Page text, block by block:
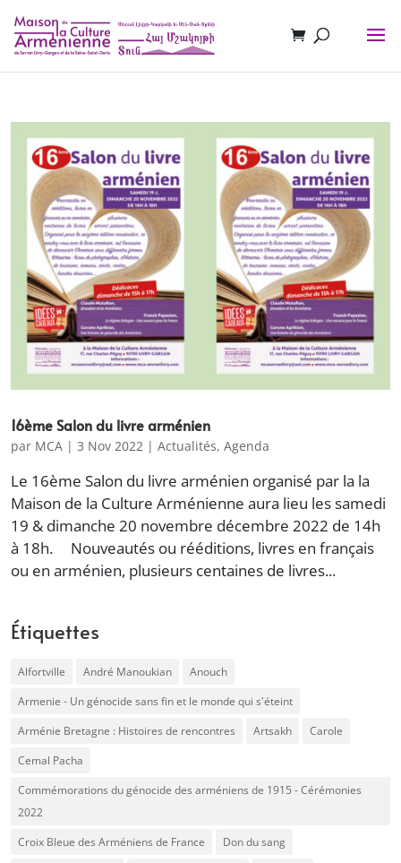
16ème Salon du livre arménien
par MCA | 3 Nov 2022 | Actualités, Agenda
Le 16ème Salon du livre arménien organisé par la la
Maison de la Culture Arménienne aura lieu les samedi
19 & dimanche 20 novembre décembre 2022 de 14h
à 18h. Nouveautés ou rééditions, livres en français
ou en arménien, plusieurs centaines de livres...
Étiquettes
Alfortville André Manoukian
Anouch
Armenie - Un génocide sans fin et le monde qui s'éteint
Arménie Bretagne : Histoires de rencontres
Artsakh
Carole
Cemal Pacha
Commémorations du génocide des arméniens de 1915 - Cérémonies
2022
Croix Bleue des Arméniens de France
Don du sang